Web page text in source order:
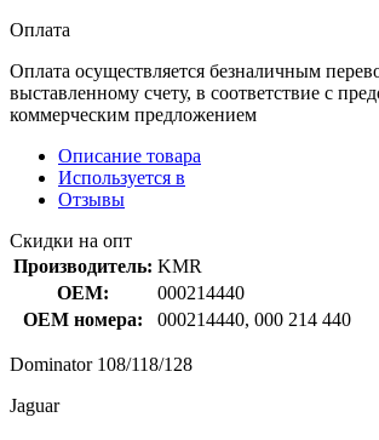
Оплата
Оплата осуществляется безналичным
выставленному счету, в соответствие с
коммерческим предложением
Описание товара
Используется в
Отзывы
Скидки на опт
Производитель: KMR
OEM:
000214440
OEM номера:
000214440, 000 214 440
Dominator 108/118/128
Jaguar